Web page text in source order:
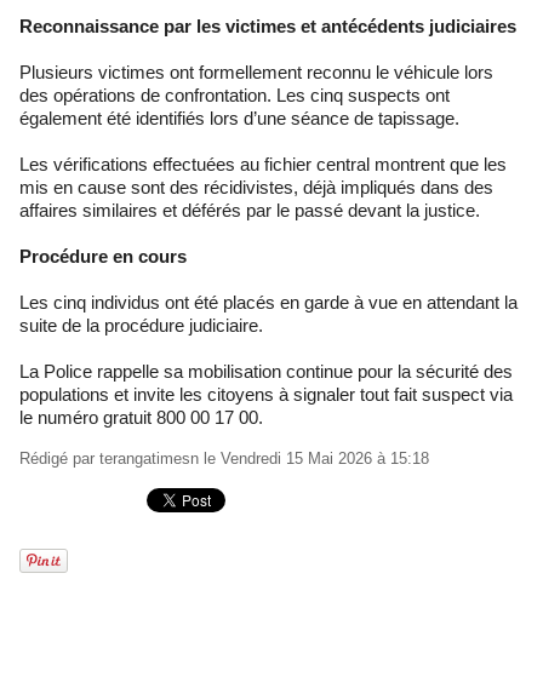
Reconnaissance par les victimes et antécédents judiciaires
Plusieurs victimes ont formellement reconnu le véhicule lors
des opérations de confrontation. Les cinq suspects ont
également été identifiés lors d’une séance de tapissage.
Les vérifications effectuées au fichier central montrent que les
mis en cause sont des récidivistes, déjà impliqués dans des
affaires similaires et déférés par le passé devant la justice.
Procédure en cours
Les cinq individus ont été placés en garde à vue en attendant la
suite de la procédure judiciaire.
La Police rappelle sa mobilisation continue pour la sécurité des
populations et invite les citoyens à signaler tout fait suspect via
le numéro gratuit 800 00 17 00.
Rédigé par terangatimesn le Vendredi 15 Mai 2026 à 15:18